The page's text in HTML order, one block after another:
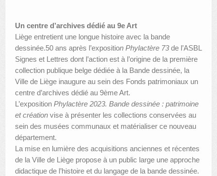
Un centre d’archives dédié au 9e Art
Liège entretient une longue histoire avec la bande
dessinée.50 ans après l’exposition Phylactère 73 de l’ASBL
Signes et Lettres dont l’action est à l’origine de la première
collection publique belge dédiée à la Bande dessinée, la
Ville de Liège inaugure au sein des Fonds patrimoniaux un
centre d’archives dédié au 9ème Art.
L’exposition Phylactère 2023. Bande dessinée : patrimoine
et création vise à présenter les collections conservées au
sein des musées communaux et matérialiser ce nouveau
département.
La mise en lumière des acquisitions anciennes et récentes
de la Ville de Liège propose à un public large une approche
didactique de l’histoire et du langage de la bande dessinée.